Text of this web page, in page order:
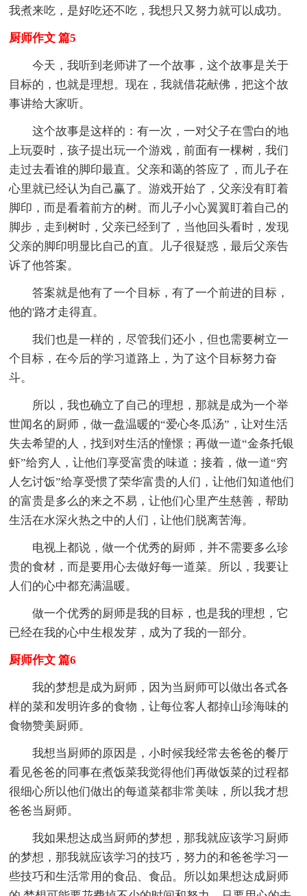
我煮来吃，是好吃还不吃，我想只又努力就可以成功。
厨师作文 篇5
今天，我听到老师讲了一个故事，这个故事是关于
目标的，也就是理想。现在，我就借花献佛，把这个故
事讲给大家听。
这个故事是这样的：有一次，一对父子在雪白的地
上玩耍时，孩子提出玩一个游戏，前面有一棵树，我们
走过去看谁的脚印最直。父亲和蔼的答应了，而儿子在
心里就已经认为自己赢了。游戏开始了，父亲没有盯着
脚印，而是看着前方的树。而儿子小心翼翼盯着自己的
脚步，走到树时，父亲已经到了，当他回头看时，发现
父亲的脚印明显比自己的直。儿子很疑惑，最后父亲告
诉了他答案。
答案就是他有了一个目标，有了一个前进的目标，
他的'路才走得直。
我们也是一样的，尽管我们还小，但也需要树立一
个目标，在今后的学习道路上，为了这个目标努力奋
斗。
所以，我也确立了自己的理想，那就是成为一个举
世闻名的厨师，做一盘温暖的“爱心冬瓜汤”，让对生活
失去希望的人，找到对生活的憧憬；再做一道“金条托银
虾”给穷人，让他们享受富贵的味道；接着，做一道“穷
人乞讨饭”给享受惯了荣华富贵的人们，让他们知道他们
的富贵是多么的来之不易，让他们心里产生慈善，帮助
生活在水深火热之中的人们，让他们脱离苦海。
电视上都说，做一个优秀的厨师，并不需要多么珍
贵的食材，而是要用心去做好每一道菜。所以，我要让
人们的心中都充满温暖。
做一个优秀的厨师是我的目标，也是我的理想，它
已经在我的心中生根发芽，成为了我的一部分。
厨师作文 篇6
我的梦想是成为厨师，因为当厨师可以做出各式各
样的菜和发明许多的食物，让每位客人都掉山珍海味的
食物赞美厨师。
我想当厨师的原因是，小时候我经常去爸爸的餐厅
看见爸爸的同事在煮饭菜我觉得他们再做饭菜的过程都
很细心所以他们做出的每道菜都非常美味，所以我才想
爸爸当厨师。
我如果想达成当厨师的梦想，那我就应该学习厨师
的梦想，那我就应该学习的技巧，努力的和爸爸学习一
些技巧和生活常用的食品、食品。所以如果想达成厨师